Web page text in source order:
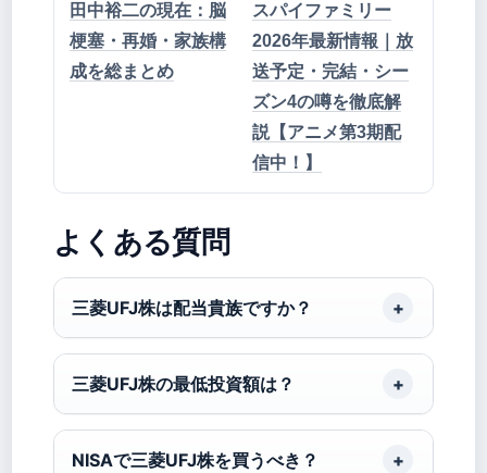
田中裕二の現在：脳
梗塞・再婚・家族構
成を総まとめ
スパイファミリー
2026年最新情報｜放
送予定・完結・シー
ズン4の噂を徹底解
説【アニメ第3期配
信中！】
よくある質問
三菱UFJ株は配当貴族ですか？
三菱UFJ株の最低投資額は？
NISAで三菱UFJ株を買うべき？